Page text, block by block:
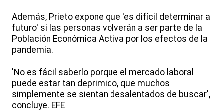
Además, Prieto expone que 'es difícil determinar a
futuro' si las personas volverán a ser parte de la
Población Económica Activa por los efectos de la
pandemia.
'No es fácil saberlo porque el mercado laboral
puede estar tan deprimido, que muchos
simplemente se sientan desalentados de buscar',
concluye. EFE